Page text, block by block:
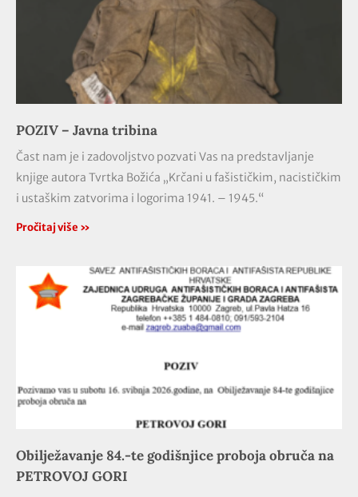
POZIV – Javna tribina
Čast nam je i zadovoljstvo pozvati Vas na predstavljanje
knjige autora Tvrtka Božića „Krčani u fašističkim, nacističkim
i ustaškim zatvorima i logorima 1941. – 1945.“
Pročitaj više »
Obilježavanje 84.-te godišnjice proboja obruča na
PETROVOJ GORI